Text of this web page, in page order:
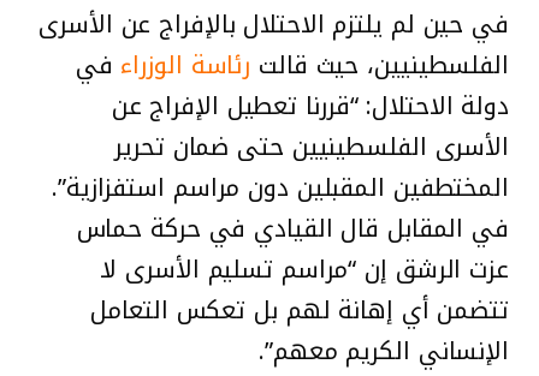
في حين لم يلتزم الاحتلال بالإفراج عن الأسرى
الفلسطينيين، حيث قالت رئاسة الوزراء في
دولة الاحتلال: “قررنا تعطيل الإفراج عن
الأسرى الفلسطينيين حتى ضمان تحرير
المختطفين المقبلين دون مراسم استفزازية”.
في المقابل قال القيادي في حركة حماس
عزت الرشق إن “مراسم تسليم الأسرى لا
تتضمن أي إهانة لهم بل تعكس التعامل
الإنساني الكريم معهم”.